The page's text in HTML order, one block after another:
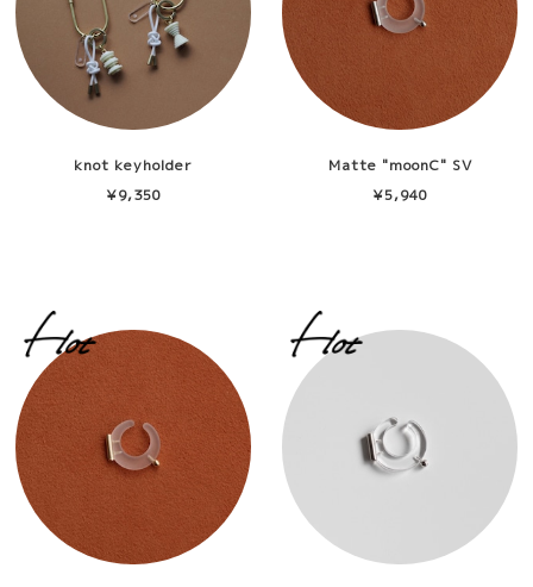
knot keyholder
¥9,350
Matte "moonC" SV
¥5,940